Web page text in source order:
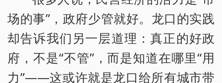
场的事”，政府少管就好。龙口的实践
却告诉我们另一层道理：真正的好政
府，不是“不管”，而是知道在哪里“用
力”——这或许就是龙口给所有城市带